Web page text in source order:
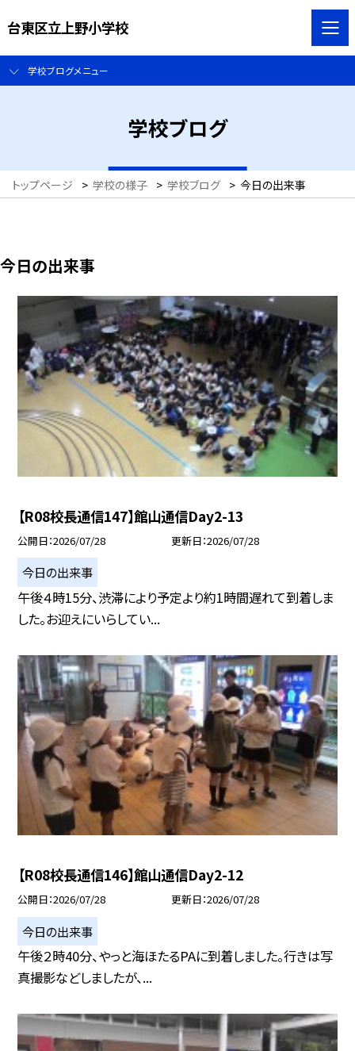
台東区立上野小学校
学校ブログメニュー
学校ブログ
トップページ > 学校の様子 > 学校ブログ > 今日の出来事
今日の出来事
【R08校長通信147】館山通信Day2-13
公開日 2026/07/28 更新日 2026/07/28
今日の出来事
午後４時15分、渋滞により予定より約1時間遅れて到着しま
した。お迎えにいらしてい...
【R08校長通信146】館山通信Day2-12
公開日 2026/07/28 更新日 2026/07/28
今日の出来事
午後２時40分、やっと海ほたるPAに到着しました。行きは写
真撮影などしましたが、...